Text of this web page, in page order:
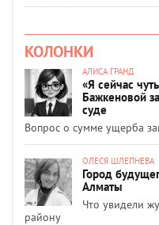
КОЛОНКИ
АЛИСА ГРАНД
«Я сейчас
Бажкеновой
суде
Вопрос о сумме ущерба
ОЛЕСЯ ШЛЕПНЕВА
Город
Алматы
Что увидели
району